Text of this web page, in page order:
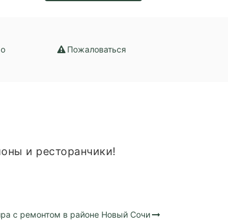
Пожаловаться
и ресторанчики!
с ремонтом в районе Новый Сочи